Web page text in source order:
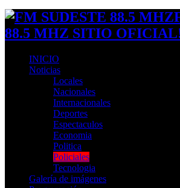
88.5 MHZ SITIO
INICIO
Noticias
Locales
Nacionales
Internacionales
Deportes
Espectaculos
Economia
Politica
Policiales
Tecnologia
Galería de imágenes